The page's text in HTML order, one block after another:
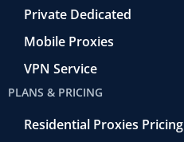
Private Dedicated
Mobile Proxies
VPN Service
PLANS & PRICING
Residential Proxies Pricing